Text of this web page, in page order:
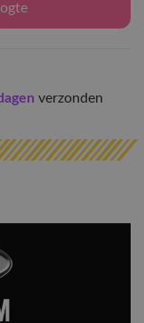
verzonden